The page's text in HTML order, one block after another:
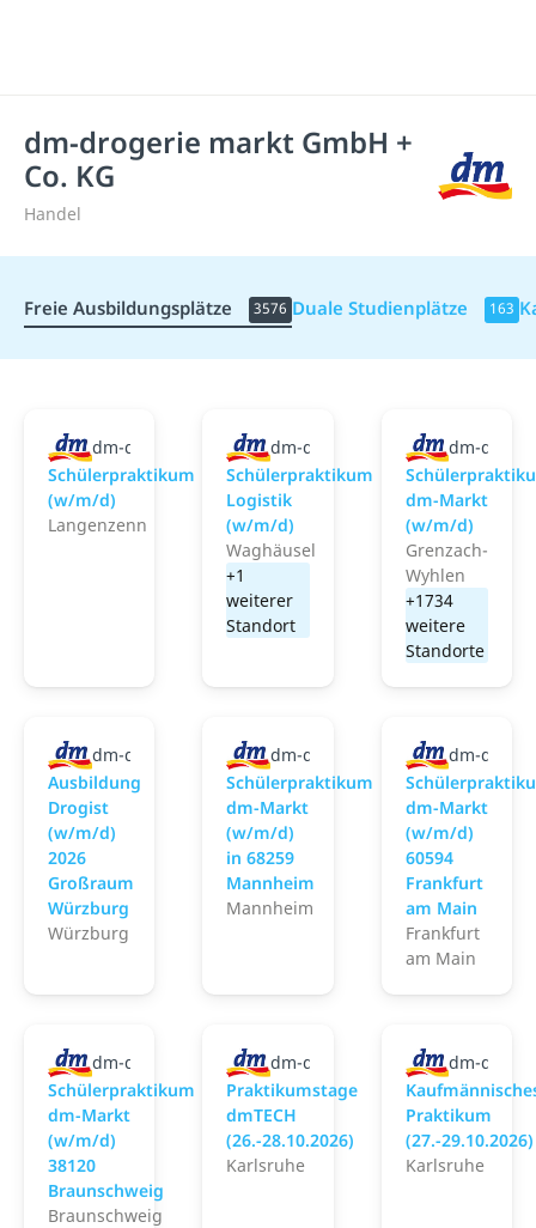
dm-drogerie markt GmbH +
Co. KG
Handel
Freie Ausbildungsplätze 3576 Duale Studienplätze 163
dm-drogerie markt GmbH + Co. KG
Schülerpraktikum
(w/m/d)
Langenzenn
dm-drogerie markt GmbH + Co.
Schülerpraktikum
Logistik
(w/m/d)
Waghäusel
+1
weiterer
Standort
dm-
dm-Markt
(w/m/d)
Grenzach-
Wyhlen
+1734
weitere
Standorte
dm-drogerie markt GmbH + Co. KG
Ausbildung
Drogist
(w/m/d)
2026
Großraum
Würzburg
Würzburg
dm-drogerie markt GmbH + Co.
Schülerpraktikum
dm-Markt
(w/m/d)
in 68259
Mannheim
Mannheim
dm-
dm-Markt
(w/m/d)
60594
Frankfurt
am Main
Frankfurt
am Main
dm-drogerie markt GmbH + Co. KG
Schülerpraktikum
dm-Markt
(w/m/d)
38120
Braunschweig
Braunschweig
dm-drogerie markt GmbH + Co.
Praktikumstage
dmTECH
(26.-28.10.2026)
Karlsruhe
dm-
Praktikum
(27.-29.10.2026)
Karlsruhe